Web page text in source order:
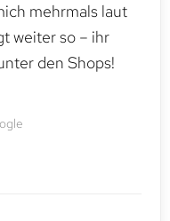
mehrmals laut
weiter so – ihr
den Shops!